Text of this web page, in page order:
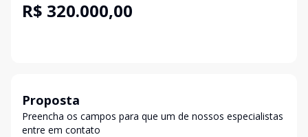
R$ 320.000,00
Proposta
Preencha os campos para que um de nossos especialistas
entre em contato